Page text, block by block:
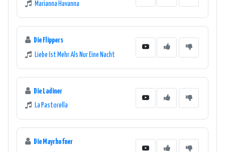
Marianna Havanna
Die Flippers
Liebe Ist Mehr Als Nur Eine Nacht
Die Ladiner
La Pastorella
Die Mayrhofner